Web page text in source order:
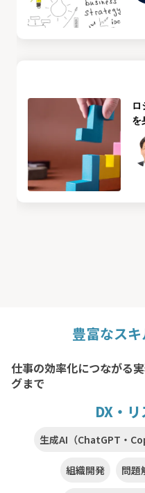
ロ
を
豊富なス
仕事の効率化につながる
グまで
DX・
生成AI（ChatGPT・
組織開発 問題